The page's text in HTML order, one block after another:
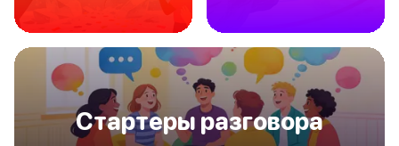
Стартеры разговора